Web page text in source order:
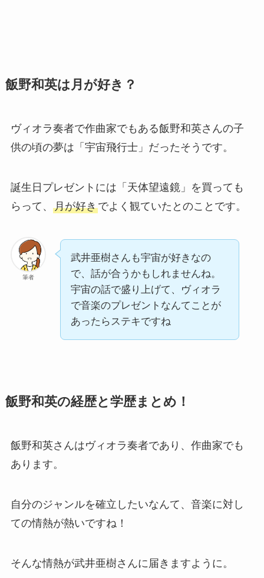
飯野和英は月が好き？
ヴィオラ奏者で作曲家でもある飯野和英さんの子
供の頃の夢は「宇宙飛行士」だったそうです。
誕生日プレゼントには「天体望遠鏡」を買っても
らって、 月が好きでよく観ていたとのことです。
筆者
武井亜樹さんも宇宙が好きなの
で、話が合うかもしれませんね。
宇宙の話で盛り上げて、ヴィオラ
で音楽のプレゼントなんてことが
あったらステキですね
飯野和英の経歴と学歴まとめ！
飯野和英さんはヴィオラ奏者であり、作曲家でも
あります。
自分のジャンルを確立したいなんて、音楽に対し
ての情熱が熱いですね！
そんな情熱が武井亜樹さんに届きますように。